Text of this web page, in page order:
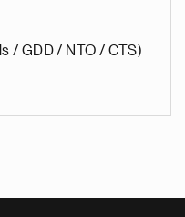
/ GDD / NTO / CTS)